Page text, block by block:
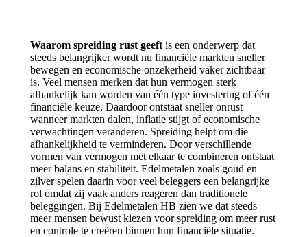
Waarom spreiding rust geeft is een onderwerp dat
steeds belangrijker wordt nu financiële markten sneller
bewegen en economische onzekerheid vaker zichtbaar
is. Veel mensen merken dat hun vermogen sterk
afhankelijk kan worden van één type investering of één
financiële keuze. Daardoor ontstaat sneller onrust
wanneer markten dalen, inflatie stijgt of economische
verwachtingen veranderen. Spreiding helpt om die
afhankelijkheid te verminderen. Door verschillende
vormen van vermogen met elkaar te combineren ontstaat
meer balans en stabiliteit. Edelmetalen zoals goud en
zilver spelen daarin voor veel beleggers een belangrijke
rol omdat zij vaak anders reageren dan traditionele
beleggingen. Bij Edelmetalen HB zien we dat steeds
meer mensen bewust kiezen voor spreiding om meer rust
en controle te creëren binnen hun financiële situatie.